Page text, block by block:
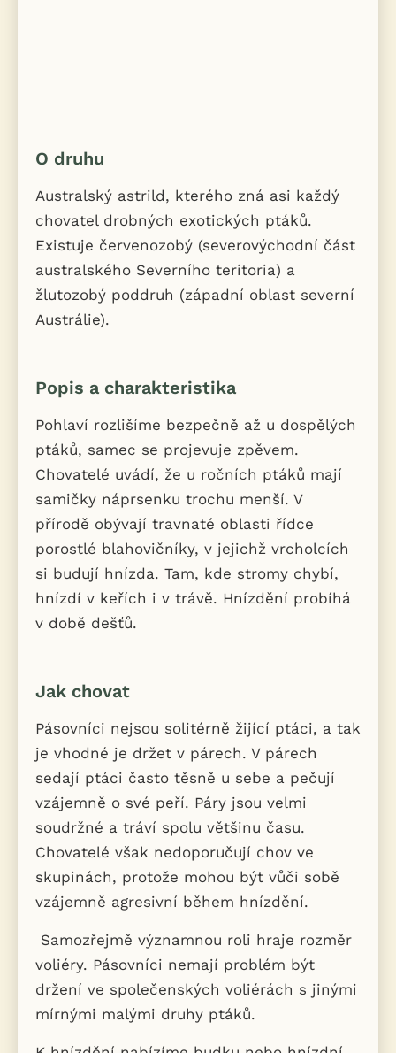
O druhu
Australský astrild, kterého zná asi každý
chovatel drobných exotických ptáků.
Existuje červenozobý (severovýchodní část
australského Severního teritoria) a
žlutozobý poddruh (západní oblast severní
Austrálie).
Popis a charakteristika
Pohlaví rozlišíme bezpečně až u dospělých
ptáků, samec se projevuje zpěvem.
Chovatelé uvádí, že u ročních ptáků mají
samičky náprsenku trochu menší. V
přírodě obývají travnaté oblasti řídce
porostlé blahovičníky, v jejichž vrcholcích
si budují hnízda. Tam, kde stromy chybí,
hnízdí v keřích i v trávě. Hnízdění probíhá
v době dešťů.
Jak chovat
Pásovníci nejsou solitérně žijící ptáci, a tak
je vhodné je držet v párech. V párech
sedají ptáci často těsně u sebe a pečují
vzájemně o své peří. Páry jsou velmi
soudržné a tráví spolu většinu času.
Chovatelé však nedoporučují chov ve
skupinách, protože mohou být vůči sobě
vzájemně agresivní během hnízdění.
Samozřejmě významnou roli hraje rozměr
voliéry. Pásovníci nemají problém být
držení ve společenských voliérách s jinými
mírnými malými druhy ptáků.